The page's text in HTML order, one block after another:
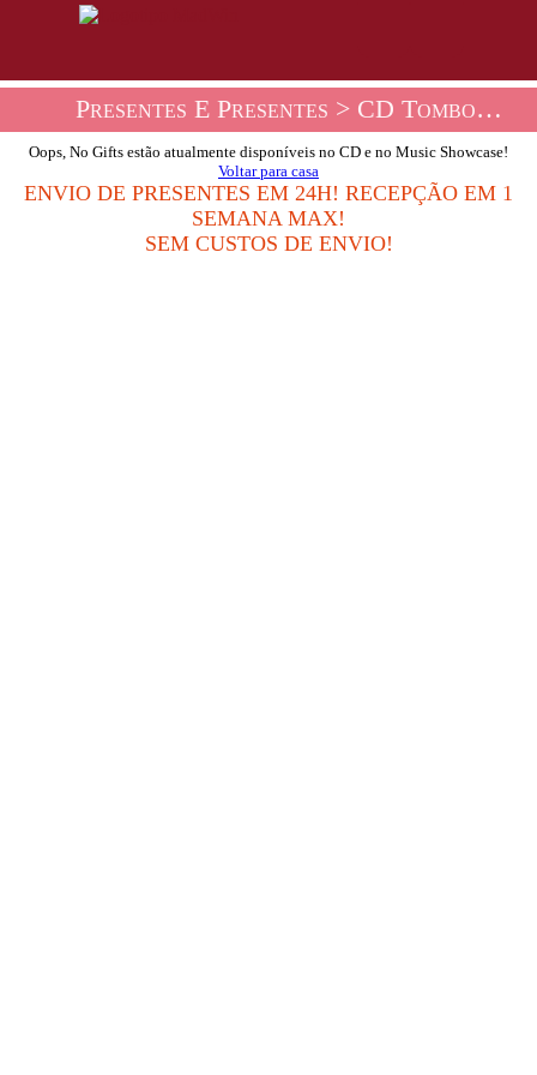
Presentes E Presentes > CD Tombolas E Loja De Música
Oops, No Gifts estão atualmente disponíveis no CD e no Music Showcase!
Voltar para casa
ENVIO DE PRESENTES EM 24H! RECEPÇÃO EM 1
SEMANA MAX!
SEM CUSTOS DE ENVIO!